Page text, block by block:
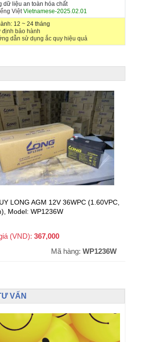
dữ liệu an toàn hóa chất
ViệtVietnamese-2025.02.01
12 ~ 24 tháng
định bảo hành
dẫn sử dụng ắc quy hiệu quả
LONG AGM 12V 36WPC (1.60VPC,
Model: WP1236W
(VND): 367,000
Mã hàng: WP1236W
VẤN